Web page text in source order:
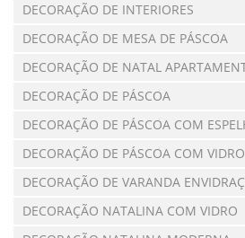
DECORAÇÃO DE INTERIORES
DECORAÇÃO DE MESA DE PÁSCOA
DECORAÇÃO DE NATAL
DECORAÇÃO DE PÁSCOA
DECORAÇÃO DE PÁSCOA COM
DECORAÇÃO DE PÁSCOA COM VIDRO
DECORAÇÃO DE VARANDA
DECORAÇÃO NATALINA COM VIDRO